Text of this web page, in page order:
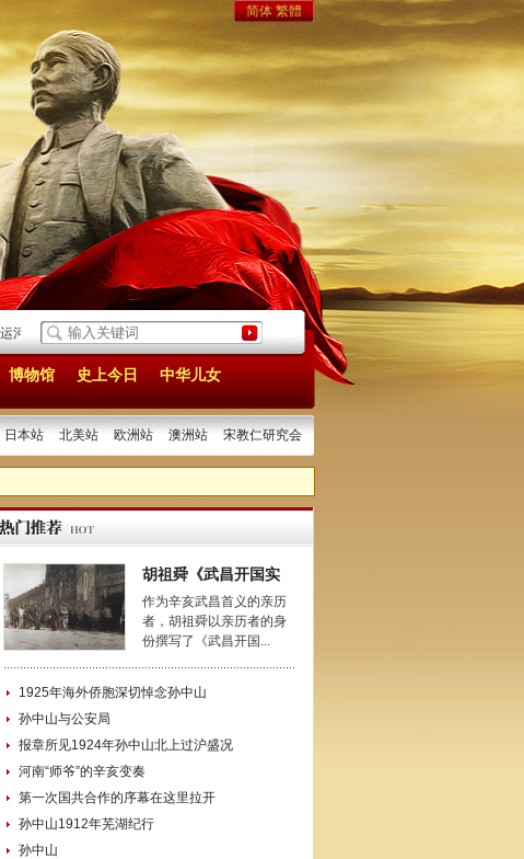
简体 繁體
[2025/05/06] 《实业计划》：中国现代化建设的宏伟构想 [2025/04/26] 1925年海
博物馆 史上今日 中华儿女
日本站 北美站 欧洲站 澳洲站 宋教仁研究会
胡祖舜《武昌开国实
作为辛亥武昌首义的亲历
者，胡祖舜以亲历者的身
份撰写了《武昌开国...
1925年海外侨胞深切悼念孙中山
孙中山与公安局
报章所见1924年孙中山北上过沪盛况
河南“师爷”的辛亥变奏
第一次国共合作的序幕在这里拉开
孙中山1912年芜湖纪行
孙中山